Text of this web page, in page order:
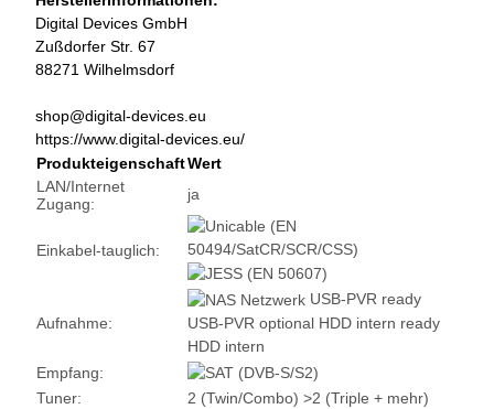
Digital Devices GmbH
Zußdorfer Str. 67
88271 Wilhelmsdorf
shop@digital-devices.eu
https://www.digital-devices.eu/
ProdukteigenschaftWert
LAN/Internet
Zugang:
ja
Einkabel-tauglich:
Aufnahme:
USB-PVR ready
USB-PVR optional HDD intern ready
HDD intern
Empfang:
Tuner:
2 (Twin/Combo) >2 (Triple + mehr)